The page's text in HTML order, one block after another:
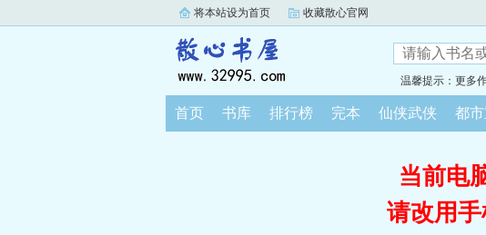
将本站设为首页 收藏散心官网
温馨提示：更多
首页 书库 排行榜 完本 仙侠武侠 都
当前电
请改用